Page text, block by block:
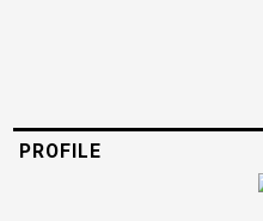
PROFILE